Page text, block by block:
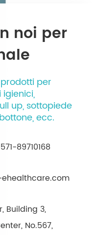
noi per
per
up, sottopiede
ecc.
89710168
Building 3,
No.567,